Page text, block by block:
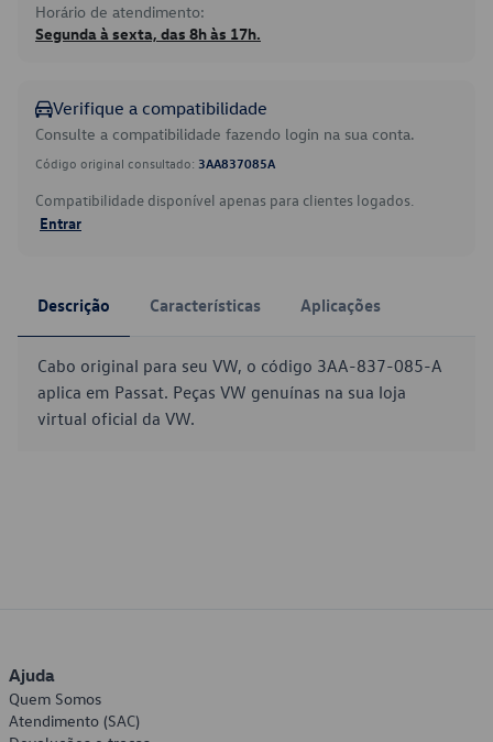
Horário de atendimento:
Segunda à sexta, das 8h às 17h.
Verifique a compatibilidade
Consulte a compatibilidade fazendo login na sua conta.
Código original consultado: 3AA837085A
Compatibilidade disponível apenas para clientes logados.
Entrar
Descrição Características Aplicações
Cabo original para seu VW, o código 3AA-837-085-A
aplica em Passat. Peças VW genuínas na sua loja
virtual oficial da VW.
Ajuda
Quem Somos
Atendimento (SAC)